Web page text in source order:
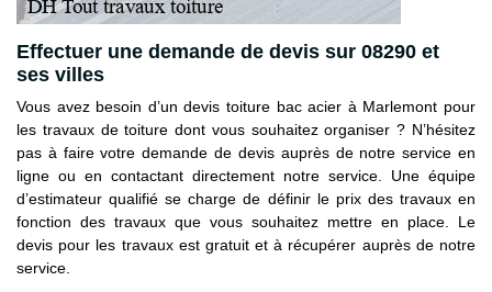
Effectuer une demande de devis sur 08290 et
ses villes
Vous avez besoin d’un devis toiture bac acier à Marlemont pour
les travaux de toiture dont vous souhaitez organiser ? N’hésitez
pas à faire votre demande de devis auprès de notre service en
ligne ou en contactant directement notre service. Une équipe
d’estimateur qualifié se charge de définir le prix des travaux en
fonction des travaux que vous souhaitez mettre en place. Le
devis pour les travaux est gratuit et à récupérer auprès de notre
service.